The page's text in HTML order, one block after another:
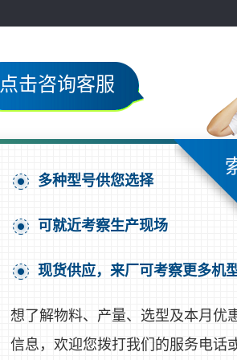
多种型号供您选择
可就近考察生产现场
现货供应，来厂可考察更多机
想了解物料、产量、选型及本月优
信息，欢迎您拨打我们的服务电话
击咨询客服